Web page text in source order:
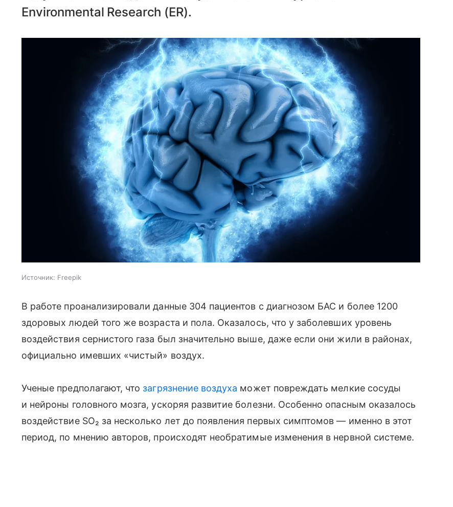
Environmental Research (ER).
Источник: Freepik
В работе проанализировали данные 304 пациентов с диагнозом БАС и более 1200
здоровых людей того же возраста и пола. Оказалось, что у заболевших уровень
воздействия сернистого газа был значительно выше, даже если они жили в районах,
официально имевших «чистый» воздух.
Ученые предполагают, что загрязнение воздуха может повреждать мелкие сосуды
и нейроны головного мозга, ускоряя развитие болезни. Особенно опасным оказалось
воздействие SO₂ за несколько лет до появления первых симптомов — именно в этот
период, по мнению авторов, происходят необратимые изменения в нервной системе.